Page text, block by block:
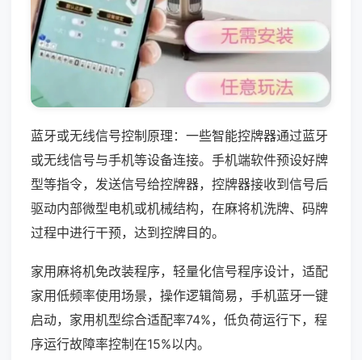
蓝牙或无线信号控制原理：一些智能控牌器通过蓝牙
或无线信号与手机等设备连接。手机端软件预设好牌
型等指令，发送信号给控牌器，控牌器接收到信号后
驱动内部微型电机或机械结构，在麻将机洗牌、码牌
过程中进行干预，达到控牌目的。
家用麻将机免改装程序，轻量化信号程序设计，适配
家用低频率使用场景，操作逻辑简易，手机蓝牙一键
启动，家用机型综合适配率74%，低负荷运行下，程
序运行故障率控制在15%以内。